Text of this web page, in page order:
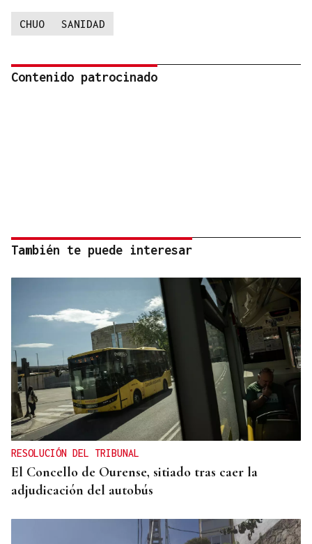
CHUO SANIDAD
Contenido patrocinado
También te puede interesar
RESOLUCIÓN DEL TRIBUNAL
El Concello de Ourense, sitiado tras caer la
adjudicación del autobús